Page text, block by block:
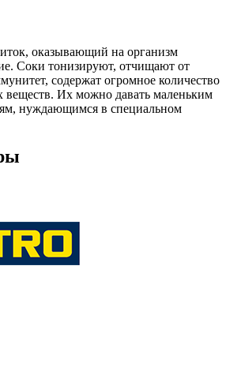
оказывающий на организм
Соки тонизируют, отчищают от
содержат огромное количество
веществ. Их можно давать маленьким
нуждающимся в специальном